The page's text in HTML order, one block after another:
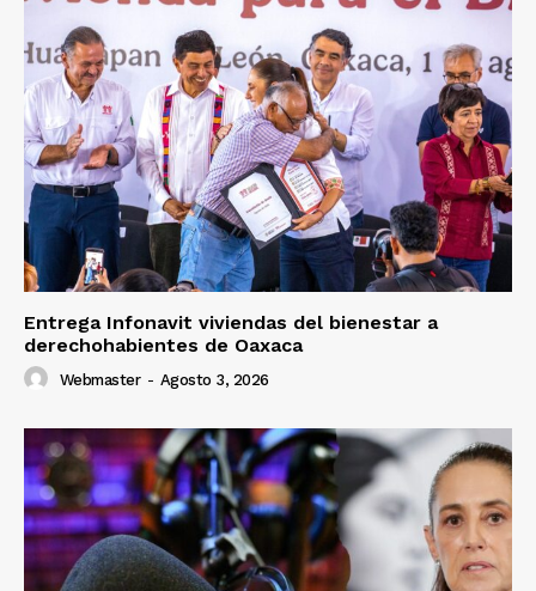
Entrega Infonavit viviendas del bienestar a
derechohabientes de Oaxaca
Webmaster - Agosto 3, 2026